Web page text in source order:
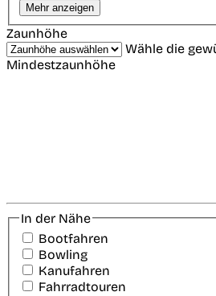
Mehr anzeigen
Zaunhöhe
Wähle die
Mindestzaunhöhe
In der Nähe
Bootfahren
Bowling
Kanufahren
Fahrradtouren